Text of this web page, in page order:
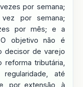
por semana;
por semana;
por mês; e a
objetivo não é
decisor de varejo
tributária,
até
por extensão, à